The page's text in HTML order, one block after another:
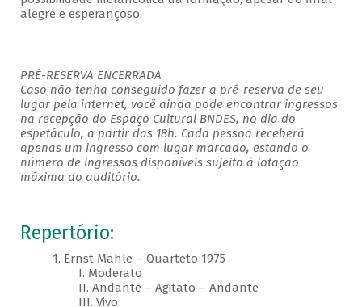
alegre e esperançoso.
PRÉ-RESERVA ENCERRADA
Caso não tenha conseguido fazer a pré-reserva de seu
lugar pela internet, você ainda pode encontrar ingressos
na recepção do Espaço Cultural BNDES, no dia do
espetáculo, a partir das 18h. Cada pessoa receberá
apenas um ingresso com lugar marcado, estando o
número de ingressos disponíveis sujeito à lotação
máxima do auditório. ​
Repertório:
1. Ernst Mahle – Quarteto 1975
I. Moderato
II. Andante – Agitato – Andante
III. Vivo